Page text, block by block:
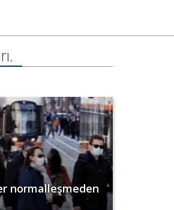
normalleşmeden